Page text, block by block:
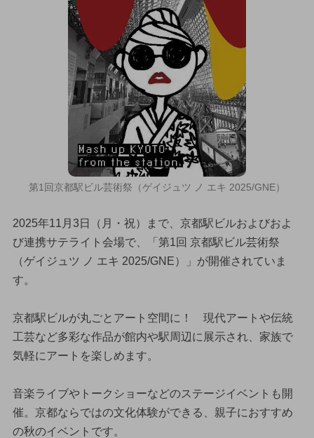
第1回京都駅ビル芸術祭（ゲイジュツ ノ エキ 2025/GNE）
2025年11月3日（月・祝）まで、京都駅ビルおよびおよ
び連携サテライト会場で、「第1回 京都駅ビル芸術祭
（ゲイジュツ ノ エキ 2025/GNE）」が開催されていま
す。
京都駅ビルが丸ごとアート空間に！ 現代アートや伝統
工芸など多彩な作品が館内や駅周辺に展示され、家族で
気軽にアートを楽しめます。
音楽ライブやトークショーなどのステージイベントも開
催。京都ならではの文化体験ができる、親子におすすめ
の秋のイベントです。